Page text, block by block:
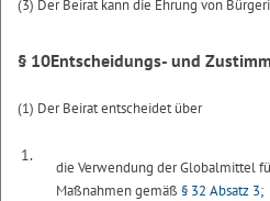
(3) Der Beirat kann die Ehrung von
§ 10Entscheidungs- und
(1) Der Beirat entscheidet über
1.
die Verwendung der Globalmittel
Maßnahmen gemäß§ 32 Absatz 3;